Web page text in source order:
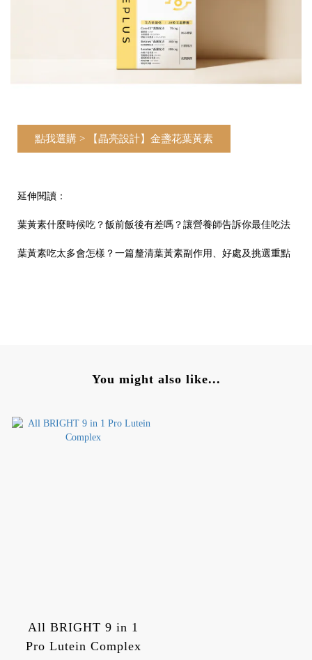
點我選購 > 【晶亮設計】金盞花葉黃素
延伸閱讀：
葉黃素什麼時候吃？飯前飯後有差嗎？讓營養師告訴你最佳吃法
葉黃素吃太多會怎樣？一篇釐清葉黃素副作用、好處及挑選重點
You might also like...
All BRIGHT 9 in 1
Pro Lutein Complex